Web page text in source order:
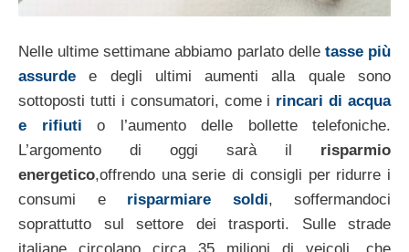
Nelle ultime settimane abbiamo parlato delle tasse più
assurde e degli ultimi aumenti alla quale sono
sottoposti tutti i consumatori, come i rincari di acqua
e rifiuti o l’aumento delle bollette telefoniche.
L’argomento di oggi sarà il risparmio
energetico,offrendo una serie di consigli per ridurre i
consumi e risparmiare soldi, soffermandoci
soprattutto sul settore dei trasporti. Sulle strade